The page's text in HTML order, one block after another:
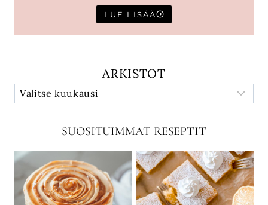
LUE LISÄÄ
ARKISTOT
SUOSITUIMMAT RESEPTIT